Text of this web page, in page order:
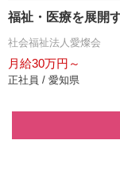
福祉・医療を展開
社会福祉法人愛燦会
月給30万円～
正社員 / 愛知県